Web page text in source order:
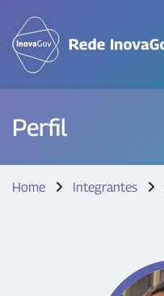
Perfil
Home Integrantes